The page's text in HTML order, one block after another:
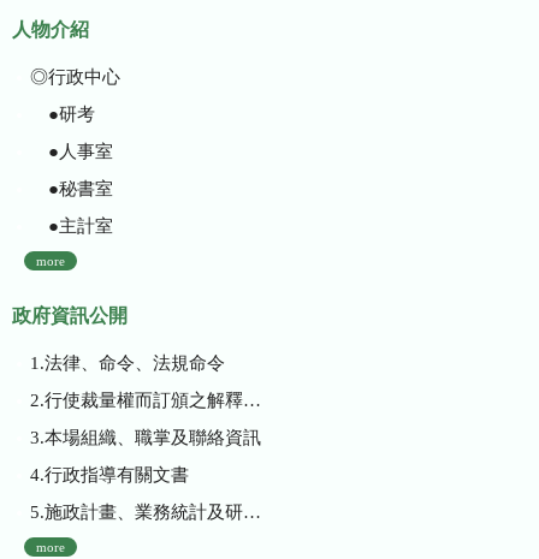
人物介紹
◎行政中心
●研考
●人事室
●秘書室
●主計室
more
政府資訊公開
1.法律、命令、法規命令
2.行使裁量權而訂頒之解釋性規定及裁量基準
3.本場組織、職掌及聯絡資訊
4.行政指導有關文書
5.施政計畫、業務統計及研究報告
more